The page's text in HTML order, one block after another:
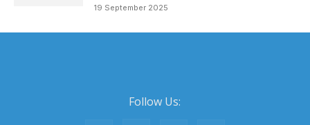
19 September 2025
Follow Us: